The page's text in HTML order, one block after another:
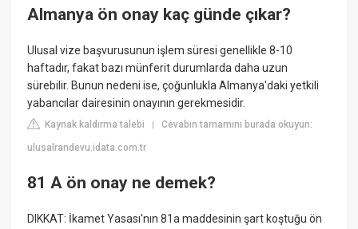
Almanya ön onay kaç günde çıkar?
Ulusal vize başvurusunun işlem süresi genellikle 8-10
haftadır, fakat bazı münferit durumlarda daha uzun
sürebilir. Bunun nedeni ise, çoğunlukla Almanya'daki yetkili
yabancılar dairesinin onayının gerekmesidir.
Kaynak kaldırma talebi |Cevabın tamamını burada okuyun:
ulusalrandevu.idata.com.tr
81 A ön onay ne demek?
DIKKAT: İkamet Yasası'nın 81a maddesinin şart koştuğu ön